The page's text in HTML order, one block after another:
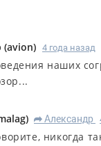
(avion) 4 года назад
наших
) R Александр
никогда